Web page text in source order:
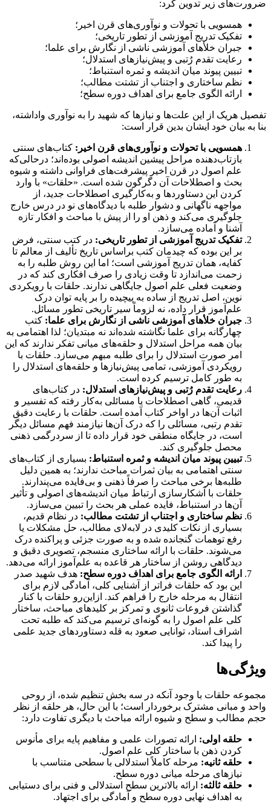
ضرورت‌های زیر تدوین کرد:
هم‎سویی با تحولات و نوآوری‌های قرن اخیر؛
تفکیک تدریج آموزشی از تطور تاریخی؛
جبران خلأهای آموزشی ناشی از نگارش برای علما؛
رعایت تقدم رُتبی و پیش‌نیازهای استدلال؛
تبیین پیوند میان اندیشه و ثمره استنباط؛
نظم ساختاری و اجتناب از تشتت مطالب؛
ارائه الگوی جامع برای اهداف دوره سطح؛
تفصیل هریک از این علت‌ها و نیازها که شهید را به نوآوری واداشته،
بنا به بیان خود ایشان بدین قرار است:
هم و نوآوری‌های قرن اخیر: کتاب‌های سنتی
بازتاب‌دهنده مراحل پیشین اندیشه اصولی‌ بوده‌اند؛ درحالی‌که
علم اصول در قرن اخیر پیشرفت‌های فراوانی داشته و شیوه
بحث و اصطلاحات آن دگرگون شده است. «حلقات» با وارد
کردن این دستاوردها و به‌کارگیری اصطلاحات جدید، از
مواجهه ناگهانی و دشوار طلبه با دیدگاه‌های نو در درس خارج
جلوگیری می‌کند و ذهن او را از پیش با مباحث و افکار تازه
آشنا و آماده می‌سازد.
تفکیک تدریج آموزشی از تطور تاریخی: در کتب سنتی، فرض
بر این بوده که چیدمان کتب براساس تاریخ تألیف از معالم تا
کفایه، همان تدریج آموزشی است؛ اما این روش طلبه را به
زحمت می‌اندازد تا وقت زیادی را صرف افکاری کند که در
وضعیت فعلی علم اصول جایگاهی ندارند. حلقات با رویکردی
نوین، اصل تدریج از ساده به پیچیده را بر پایه توان درک
علم‌آموز قرار داده، نه لزوماً سیر تاریخی تطور مسائل.
جبران خلأهای آموزشی ناشی از نگارش برای علما: کتب
چهارگانه برای علما نگاشته شده‌اند نه مبتدیان؛ لذا اهتمامی به
بیان همه مراحل استدلال و حلقه‌های میانی تفکر ندارند که این
امر صورت استدلال را برای طلبه مبهم می‌سازد. حلقات با
رویکردی آموزشی، تمامی پیش‌نیازها و حلقه‌های استدلال را
به طور کامل ترسیم کرده است.
رعایت تقدم رُتبی و پیش‌نیازهای استدلال: در کتاب‌های
قدیمی، گاهی اصطلاحات یا مسائلی به‌کار رفته که تفسیر و
اثبات آن‌ها در اواخر کتاب آمده است. حلقات با رعایت دقیق
تقدم رتبی، مسائلی را که درک آن‌ها نیازمند فهم مسائل دیگر
است، در جایگاه منطقی خود قرار داده تا از سردرگمی ذهنی
محصل جلوگیری کند.
تبیین پیوند میان اندیشه و ثمره استنباط: بسیاری از کتاب‌های
سنتی اهتمامی به بیان ثمرات مباحث ندارند؛ به همین دلیل
طلبه‌ها برخی مباحث را صرفاً ذهنی و بی‌فایده می‌پندارند.
حلقات با آشکارسازی ارتباط میان اندیشه‌های اصولی و تأثیر
آن‌ها در استنباط، فایده عملی هر بحث را تبیین می‌سازد.
نظم ساختاری و اجتناب از تشتت مطالب: در نظام قدیم،
بسیاری از نکات کلیدی در لابه‌لای مطالب، حل مشکلات یا
رفع توهمات گنجانده شده و به صورت جزئی و پراکنده درک
می‌شوند. حلقات با ارائه ساختاری منسجم، تصویری دقیق و
دیدگاهی روشن از ساختار هر قاعده به علم‌آموز ارائه می‌دهد.
ارائه الگوی جامع برای اهداف دوره سطح: هدف شهید صدر
این بود که حلقات فراتر از آشنایی کلی، آمادگی لازم برای
انتقال به مرحله خارج را فراهم کند. ازاین‌رو حلقات با کنار
گذاشتن فروعات ثانوی و تمرکز بر کلیدهای مباحث، ساختار
کلی علم اصول را به گونه‌ای ترسیم می‌کند که طلبه تحت
اشراف استاد، توانایی صعود به قله دستاوردهای جدید علمی
را پیدا کند.
ویژگی‌ها
مجموعه حلقات با وجود آنکه در سه بخش تنظیم شده، از روحی
واحد و مبانی مشترک برخوردار است؛ با این حال، هر حلقه از نظر
حجم مطالب و سطح و شیوه ارائه مباحث با دیگری تفاوت دارد:
حلقه اولی: ارائه تصورات علمی و مفاهیم پایه برای مأنوس
کردن ذهن با ساختار کلی علم اصول.
حلقه ثانیه: مرحله کاملاً استدلالی با سطحی متناسب با
نیازهای مرحله میانی دوره سطح.
حلقه ثالثه: ارائه بالاترین سطح استدلالی و فنی برای دستیابی
به اهداف نهایی دوره سطح و آمادگی برای اجتهاد.